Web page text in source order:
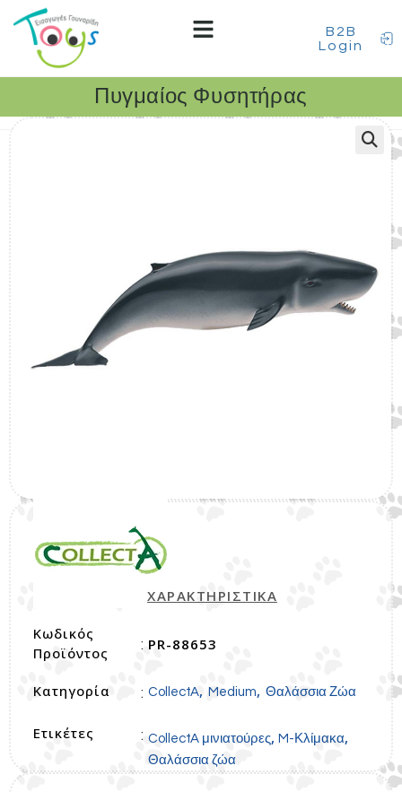
B2B
Login
Πυγμαίος Φυσητήρας
ΧΑΡΑΚΤΗΡΙΣΤΙΚΑ
Κωδικός
Προϊόντος
: PR-88653
Κατηγορία : CollectA, Medium, Θαλάσσια Ζώα
Ετικέτες : CollectA μινιατούρες, M-Κλίμακα,
Θαλάσσια ζώα